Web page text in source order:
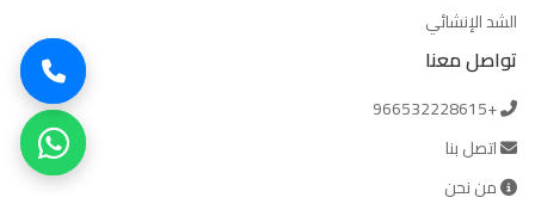
الشد الإنشائي
تواصل معنا
+966532228615
اتصل بنا
من نحن